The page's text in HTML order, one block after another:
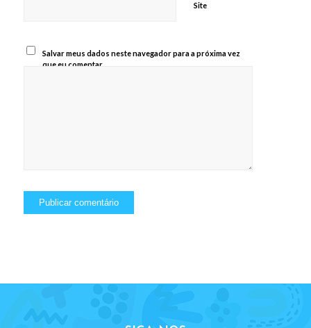
Site
Salvar meus dados neste navegador para a próxima vez
que eu comentar.